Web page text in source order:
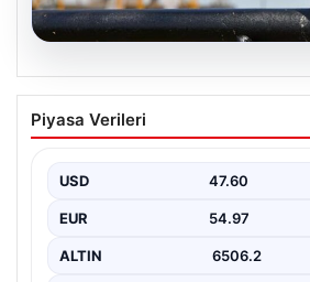
Petrol fiyatları 25 Mayıs:
düştü mü, ne kadar oldu?
Piyasa Verileri
USD 47.60
EUR 54.97
ALTIN 6506.2